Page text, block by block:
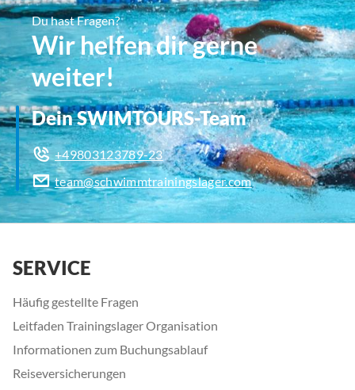
Du hast Fragen?
Wir helfen dir gerne
weiter!
Dein SWIMTOURS-Team
+49803123789-23
team@schwimmtrainingslager.com
SERVICE
Häufig gestellte Fragen
Leitfaden Trainingslager Organisation
Informationen zum Buchungsablauf
Reiseversicherungen